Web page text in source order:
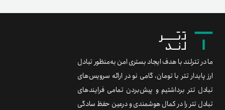
ما در تترلند با هدف ایجاد بستری امن به‌منظور تبادل
ارز پایدار تتر با تومان، گامی نو در ارائه سرویس‌های
تبادل تتر برداشتیم و پیش‌بردن تمامی فرایندهای
تبادل تتر را در کمال هوشمندی و درعین حفظ سادگی